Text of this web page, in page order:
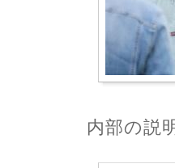
内部の説